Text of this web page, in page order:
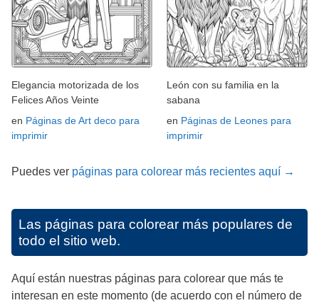
Elegancia motorizada de los
Felices Años Veinte
en Páginas de Art deco para
imprimir
León con su familia en la
sabana
en Páginas de Leones para
imprimir
Puedes ver páginas para colorear más recientes aquí →
Las páginas para colorear más populares de
todo el sitio web.
Aquí están nuestras páginas para colorear que más te
interesan en este momento (de acuerdo con el número de